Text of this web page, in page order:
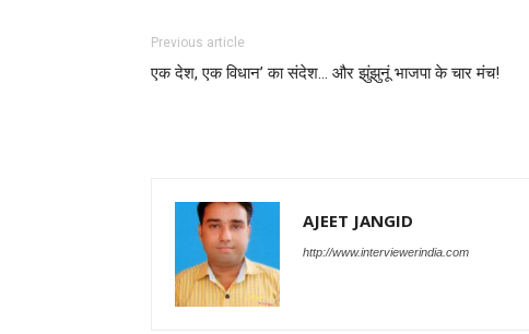
Previous article
एक देश, एक विधान’ का संदेश… और झुंझुनूं भाजपा के चार मंच!
AJEET JANGID
http://www.interviewerindia.com